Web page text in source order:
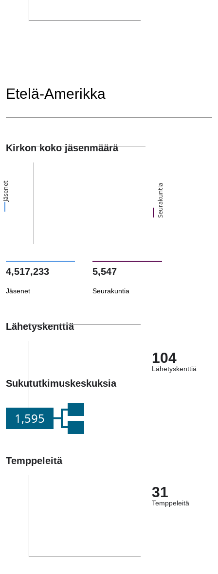
Etelä-Amerikka
Kirkon koko jäsenmäärä
Jäsenet Seurakuntia
4,517,233
Jäsenet
5,547
Seurakuntia
Lähetyskenttiä
104
Lähetyskenttiä
Sukututkimuskeskuksia
1,595
Temppeleitä
31
Temppeleitä